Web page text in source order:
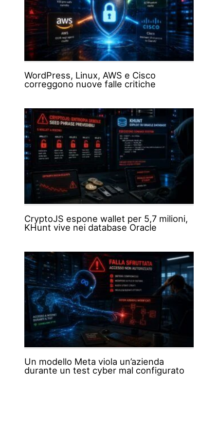
WordPress, Linux, AWS e Cisco
correggono nuove falle critiche
CryptoJS espone wallet per 5,7 milioni,
KHunt vive nei database Oracle
Un modello Meta viola un’azienda
durante un test cyber mal configurato